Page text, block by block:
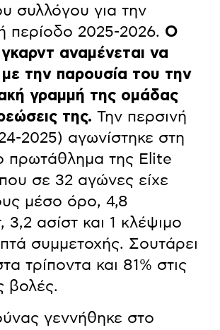
συλλόγου για την
περίοδο 2025-2026. Ο
αναμένεται να
με την παρουσία του την
γραμμή της ομάδας
της. Την περσινή
2025) αγωνίστηκε στη
πρωτάθλημα της Elite
σε 32 αγώνες είχε
μέσο όρο, 4,8
3,2 ασίστ και 1 κλέψιμο
συμμετοχής. Σουτάρει
τρίποντα και 81% στις
βολές.
γεννήθηκε στο